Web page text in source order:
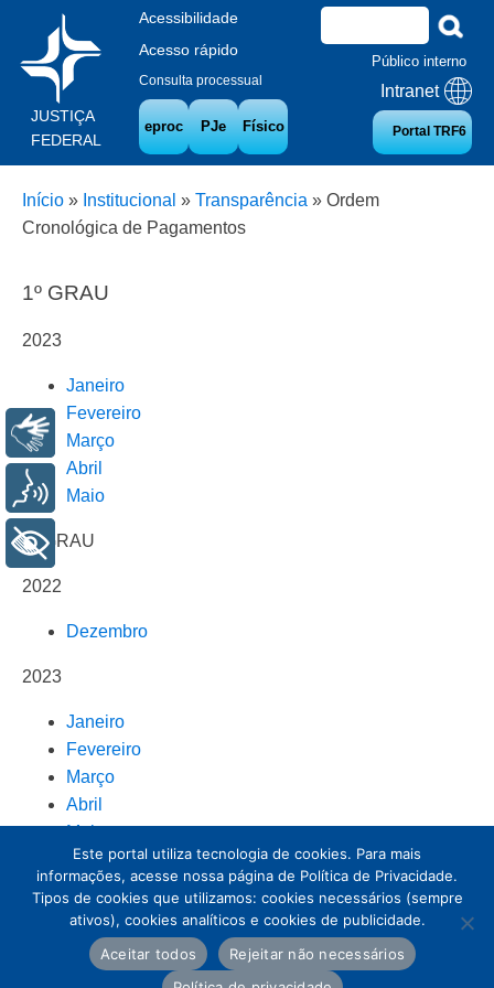
JUSTIÇA
FEDERAL
Acessibilidade
Acesso rápido
Consulta processual
eproc PJe Físico
Público interno
Intranet
Portal TRF6
Início » Institucional » Transparência » Ordem
Cronológica de Pagamentos
1º GRAU
2023
Janeiro
Fevereiro
Março
Abril
Maio
2º GRAU
2022
Dezembro
2023
Janeiro
Fevereiro
Março
Abril
Maio
Este portal utiliza tecnologia de cookies. Para mais
informações, acesse nossa página de Política de Privacidade.
Tipos de cookies que utilizamos: cookies necessários (sempre
ativos), cookies analíticos e cookies de publicidade.
Aceitar todos
Rejeitar não necessários
Libras
Voz
+ Acessibilidade